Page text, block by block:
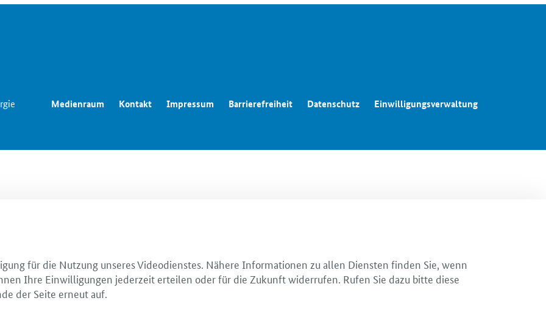
Energieträger
Medienraum Kontakt Impressum Barrierefreiheit Datenschutz Einwilligungsverwaltung
für die Nutzung unseres Videodienstes. Nähere Informationen zu allen Diensten finden Sie, wenn
Ihre Einwilligungen jederzeit erteilen oder für die Zukunft widerrufen. Rufen Sie dazu bitte diese
der Seite erneut auf.